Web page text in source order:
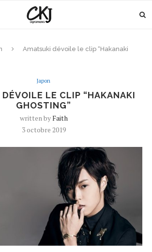
Amatsuki dévoile le clip “Hakanaki
Japon
LE CLIP “HAKANAKI
GHOSTING”
written byFaith
3 octobre 2019